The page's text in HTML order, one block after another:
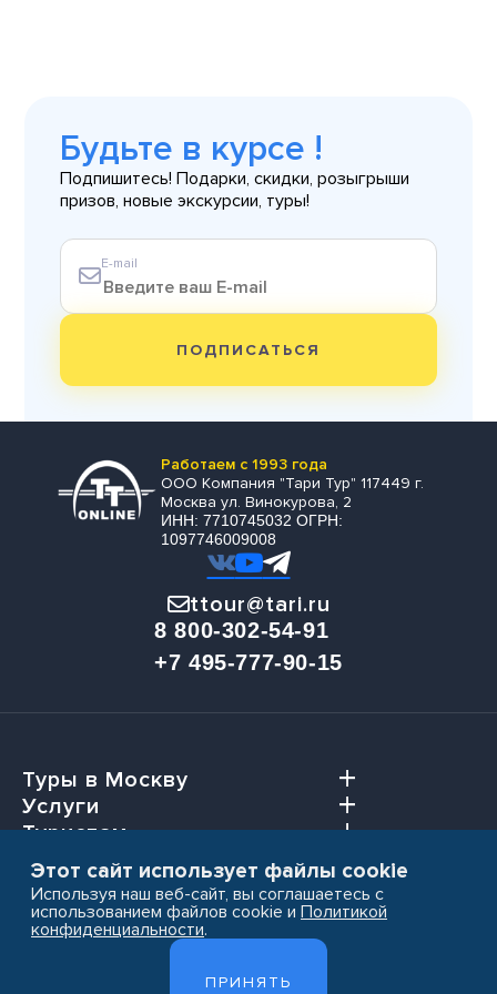
Будьте в курсе !
Подпишитесь! Подарки, скидки, розыгрыши
призов, новые экскурсии, туры!
E-mail
ПОДПИСАТЬСЯ
Работаем с 1993 года
ООО Компания "Тари Тур" 117449 г.
Москва ул. Винокурова, 2
ИНН: 7710745032 ОГРН:
1097746009008
ttour@tari.ru
8 800-302-54-91
+7 495-777-90-15
Туры в Москву
Услуги
Туристам
Агентствам
Политика конфиденциальности
Этот сайт использует файлы cookie
Используя наш веб-сайт, вы соглашаетесь с
использованием файлов cookie и Политикой
конфиденциальности.
ПРИНЯТЬ